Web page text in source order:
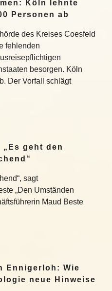
Köln lehnte
Personen ab
des Kreises Coesfeld
fehlenden
besorgen. Köln
Der Vorfall schlägt
geht den
sagt
„Den Umständen
Maud Beste
Ennigerloh: Wie
neue Hinweise